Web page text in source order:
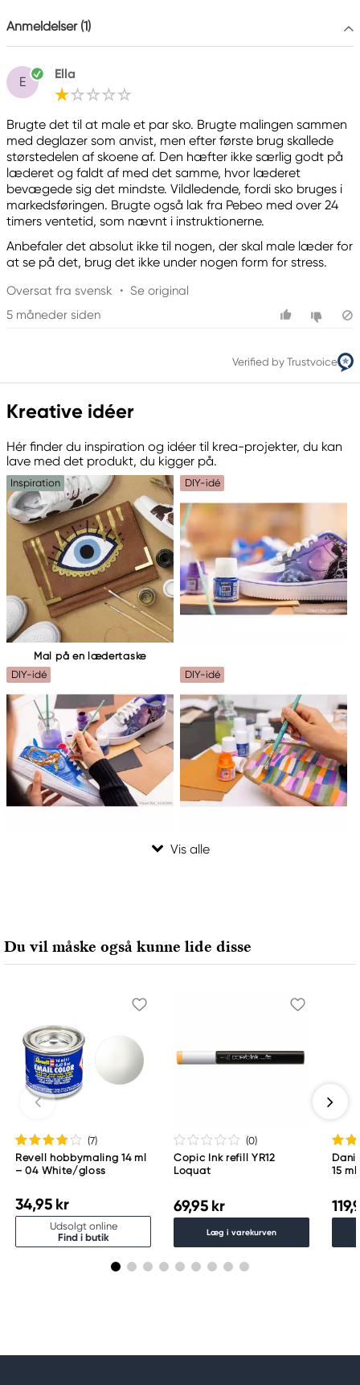
Pebeo
Pébéo
13881 GEMENOS, CEDEX, France
info@pebeo.com
33 (0)4 42 32 08 08
Anmeldelser (1)
E
Ella
Brugte det til at male et par sko. Brugte malingen sammen
med deglazer som anvist, men efter første brug skallede
størstedelen af skoene af. Den hæfter ikke særlig godt på
læderet og faldt af med det samme, hvor læderet
bevægede sig det mindste. Vildledende, fordi sko bruges i
markedsføringen. Brugte også lak fra Pebeo med over 24
timers ventetid, som nævnt i instruktionerne.
Anbefaler det absolut ikke til nogen, der skal male læder for
at se på det, brug det ikke under nogen form for stress.
Oversat fra svensk • Se original
5 måneder siden
Verified by Trustvoice
Kreative idéer
Hér finder du inspiration og idéer til krea-projekter, du kan
lave med det produkt, du kigger på.
Inspiration
Mal på en lædertaske
DIY-idé
DIY-idé DIY-idé
Du vil måske også kunne lide disse
(7)
Revell hobbymaling 14 ml
– 04 White/gloss
34,95 kr
Udsolgt online
Find i butik
(0)
Copic Ink refill YR12
Loquat
69,95 kr
Læg i varekurven
15